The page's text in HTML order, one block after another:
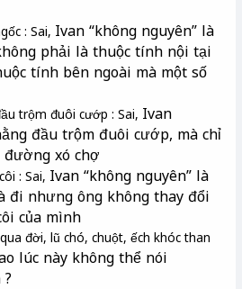
: Sai, Ivan “không nguyên” là
phải là thuộc tính nội tại
tính bên ngoài mà một số
trộm đuôi cướp : Sai, Ivan
đầu trộm đuôi cướp, mà chỉ
xó chợ
: Sai, Ivan “không nguyên” là
đi nhưng ông không thay đổi
của mình
đời, lũ chó, chuột, ếch khóc than
lúc này không thể nói